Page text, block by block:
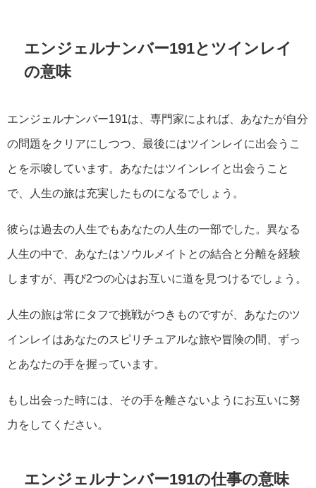
エンジェルナンバー191とツインレイ
の意味
エンジェルナンバー191は、専門家によれば、あなたが自分
の問題をクリアにしつつ、最後にはツインレイに出会うこ
とを示唆しています。あなたはツインレイと出会うこと
で、人生の旅は充実したものになるでしょう。
彼らは過去の人生でもあなたの人生の一部でした。異なる
人生の中で、あなたはソウルメイトとの結合と分離を経験
しますが、再び2つの心はお互いに道を見つけるでしょう。
人生の旅は常にタフで挑戦がつきものですが、あなたのツ
インレイはあなたのスピリチュアルな旅や冒険の間、ずっ
とあなたの手を握っています。
もし出会った時には、その手を離さないようにお互いに努
力をしてください。
エンジェルナンバー191の仕事の意味